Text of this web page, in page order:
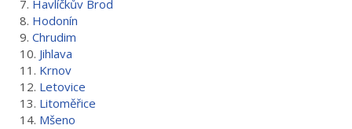
7. Havlíčkův Brod
8. Hodonín
9. Chrudim
10. Jihlava
11. Krnov
12. Letovice
13. Litoměřice
14. Mšeno